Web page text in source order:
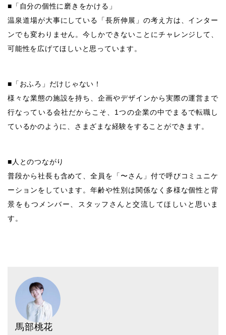
■「自分の個性に磨きをかける」
温泉道場が大事にしている「長所伸展」の考え方は、インター
ンでも変わりません。今しかできないことにチャレンジして、
可能性を広げてほしいと思っています。
■「おふろ」だけじゃない！
様々な業態の施設を持ち、企画やデザインから実際の運営まで
行なっている会社だからこそ、1つの企業の中でまるで転職し
ているかのように、さまざまな経験をすることができます。
■人とのつながり
普段から社長も含めて、全員を「〜さん」付で呼びコミュニケ
ーションをしています。年齢や性別は関係なく多様な個性と背
景をもつメンバー、スタッフさんと交流してほしいと思いま
す。
馬部桃花